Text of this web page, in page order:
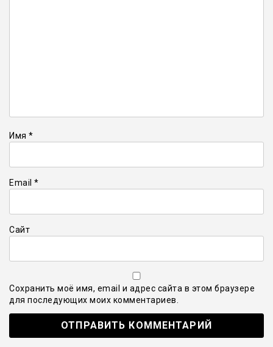
Имя *
Email *
Сайт
Сохранить моё имя, email и адрес сайта в этом браузере
для последующих моих комментариев.